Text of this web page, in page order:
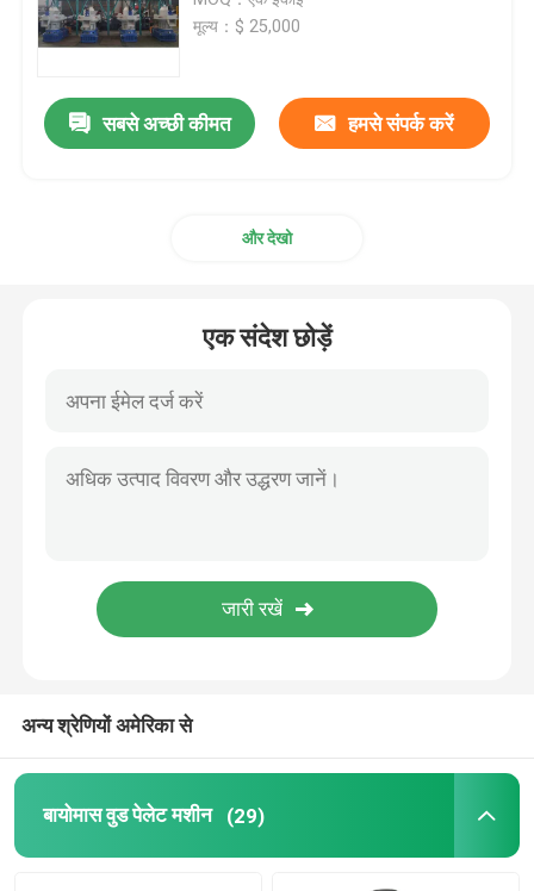
बायोमास गोली उत्पादन लाइन
गोली पैकिंग मशीन
घरेलू अपशिष्ट छँटाई मशीन
मूल्य：$ 25,000
सबसे अच्छी कीमत हमसे संपर्क करें
और देखो
एक संदेश छोड़ें
अन्य श्रेणियों अमेरिका से
बायोमास वुड पेलेट मशीन (29)